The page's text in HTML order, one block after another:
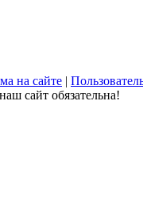
на сайте |
сайт обязательна!